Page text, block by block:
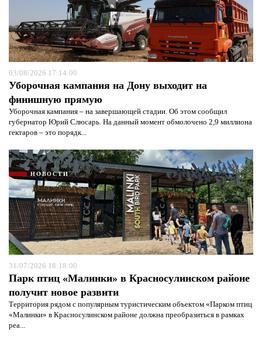
03/08/2026 17:14:00
Уборочная кампания на Дону выходит на
финишную прямую
Уборочная кампания – на завершающей стадии. Об этом сообщил
губернатор Юрий Слюсарь. На данный момент обмолочено 2,9 миллиона
гектаров – это порядк...
НОВОСТИ
31/07/2026 18:18:00
Парк птиц «Малинки» в Красносулинском районе
получит новое развити
Территория рядом с популярным туристическим объектом «Парком птиц
«Малинки» в Красносулинском районе должна преобразиться в рамках
реа...